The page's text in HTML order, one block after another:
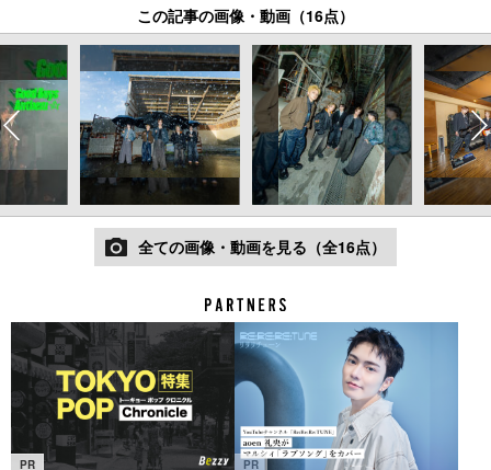
この記事の画像・動画（16点）
全ての画像・動画を見る（全16点）
PR PR